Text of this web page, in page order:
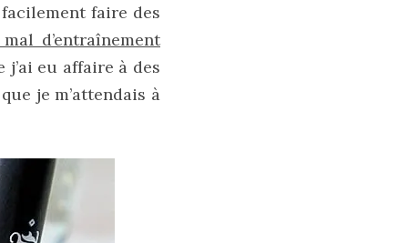
faire des
d’entraînement
eu affaire à des
je m’attendais à